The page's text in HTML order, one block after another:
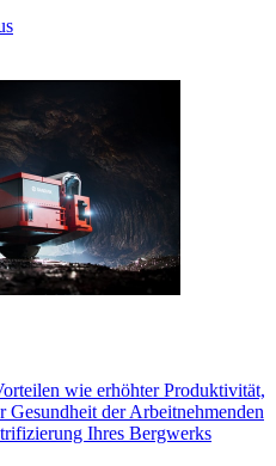
wie erhöhter Produktivität,
Gesundheit der Arbeitnehmenden
Ihres Bergwerks